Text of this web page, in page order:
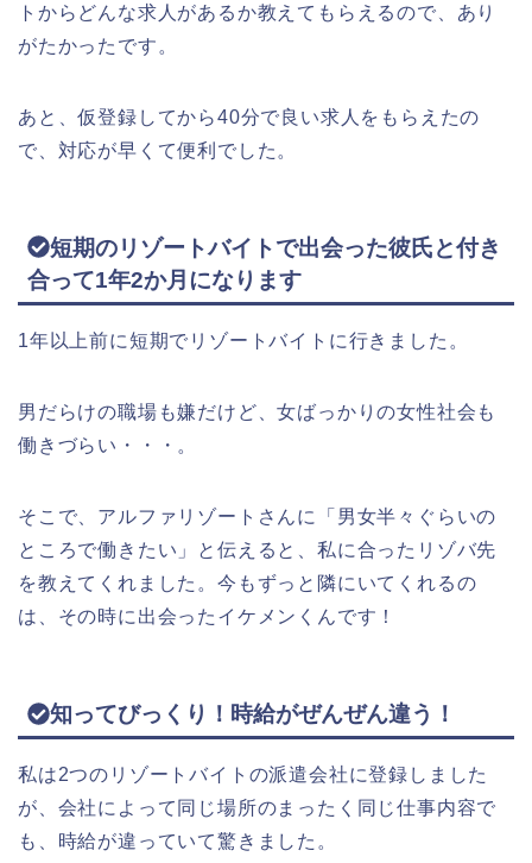
トからどんな求人があるか教えてもらえるので、あり
がたかったです。
あと、仮登録してから40分で良い求人をもらえたの
で、対応が早くて便利でした。
短期のリゾートバイトで出会った彼氏と付き
合って1年2か月になります
1年以上前に短期でリゾートバイトに行きました。
男だらけの職場も嫌だけど、女ばっかりの女性社会も
働きづらい・・・。
そこで、アルファリゾートさんに「男女半々ぐらいの
ところで働きたい」と伝えると、私に合ったリゾバ先
を教えてくれました。今もずっと隣にいてくれるの
は、その時に出会ったイケメンくんです！
知ってびっくり！時給がぜんぜん違う！
私は2つのリゾートバイトの派遣会社に登録しました
が、会社によって同じ場所のまったく同じ仕事内容で
も、時給が違っていて驚きました。